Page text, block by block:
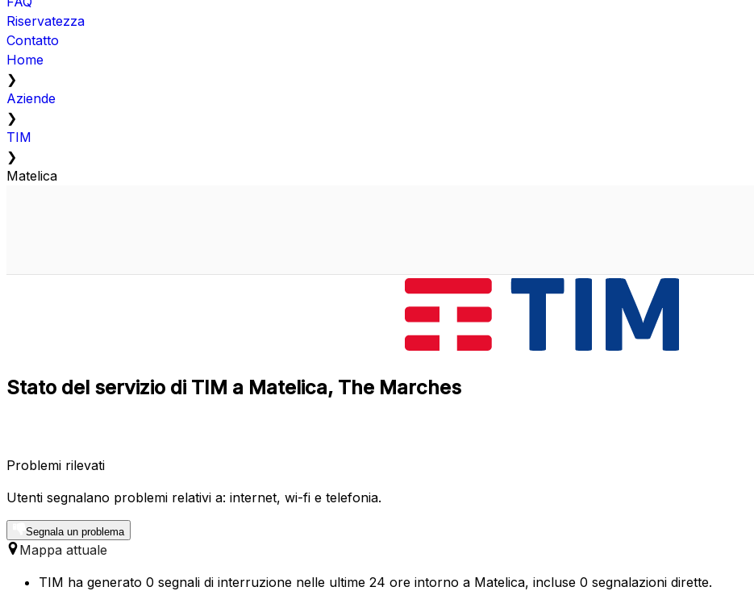
Riservatezza
Contatto
Home
❯
Aziende
❯
TIM
❯
Matelica
Stato del servizio di TIM a Matelica, The Marches
Problemi rilevati
Utenti segnalano problemi relativi a: internet, wi-fi e telefonia.
Segnala un problema
Mappa attuale
TIM ha generato 0 segnali di interruzione nelle ultime 24 ore intorno a Matelica, incluse 0 segnalazioni dirette.